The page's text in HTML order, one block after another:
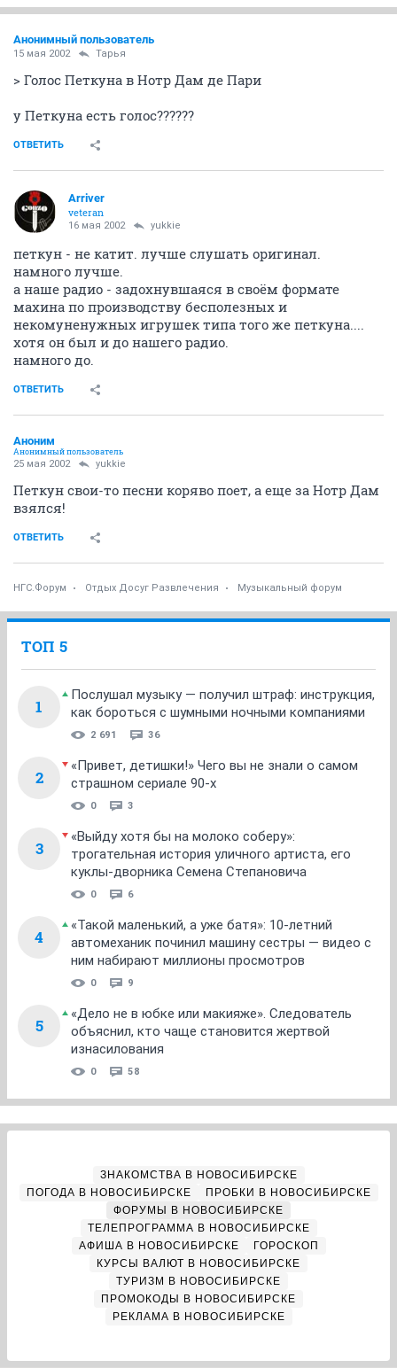
Анонимный пользователь
15 мая 2002 Тарья
> Голос Петкуна в Нотр Дам де Пари
у Петкуна есть голос??????
ОТВЕТИТЬ
Arriver
veteran
16 мая 2002 yukkie
петкун - не катит. лучше слушать оригинал.
намного лучше.
а наше радио - задохнувшаяся в своём формате
махина по производству бесполезных и
некомуненужных игрушек типа того же петкуна....
хотя он был и до нашего радио.
намного до.
ОТВЕТИТЬ
Аноним
Анонимный пользователь
25 мая 2002 yukkie
Петкун свои-то песни коряво поет, а еще за Нотр Дам
взялся!
ОТВЕТИТЬ
НГС.Форум Отдых Досуг Развлечения Музыкальный форум
ТОП 5
1
Послушал музыку — получил штраф: инструкция,
как бороться с шумными ночными компаниями
2 691 36
2
«Привет, детишки!» Чего вы не знали о самом
страшном сериале 90-х
0 3
3
«Выйду хотя бы на молоко соберу»:
трогательная история уличного артиста, его
куклы-дворника Семена Степановича
0 6
4
«Такой маленький, а уже батя»: 10-летний
автомеханик починил машину сестры — видео с
ним набирают миллионы просмотров
0 9
5
«Дело не в юбке или макияже». Следователь
объяснил, кто чаще становится жертвой
изнасилования
0 58
ЗНАКОМСТВА В НОВОСИБИРСКЕ
ПОГОДА В НОВОСИБИРСКЕ
ПРОБКИ В НОВОСИБИРСКЕ
ФОРУМЫ В НОВОСИБИРСКЕ
ТЕЛЕПРОГРАММА В НОВОСИБИРСКЕ
АФИША В НОВОСИБИРСКЕ
ГОРОСКОП
КУРСЫ ВАЛЮТ В НОВОСИБИРСКЕ
ТУРИЗМ В НОВОСИБИРСКЕ
ПРОМОКОДЫ В НОВОСИБИРСКЕ
РЕКЛАМА В НОВОСИБИРСКЕ